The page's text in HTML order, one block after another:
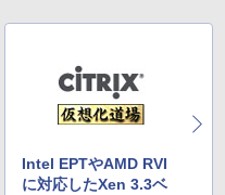
Intel EPTやAMD RVI
に対応したXen 3.3ベ